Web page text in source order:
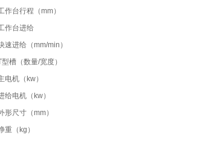
作台行程（mm）
作台进给
速进给（mm/min）
型槽（数量/宽度）
电机（kw）
给电机（kw）
形尺寸（mm）
重（kg）